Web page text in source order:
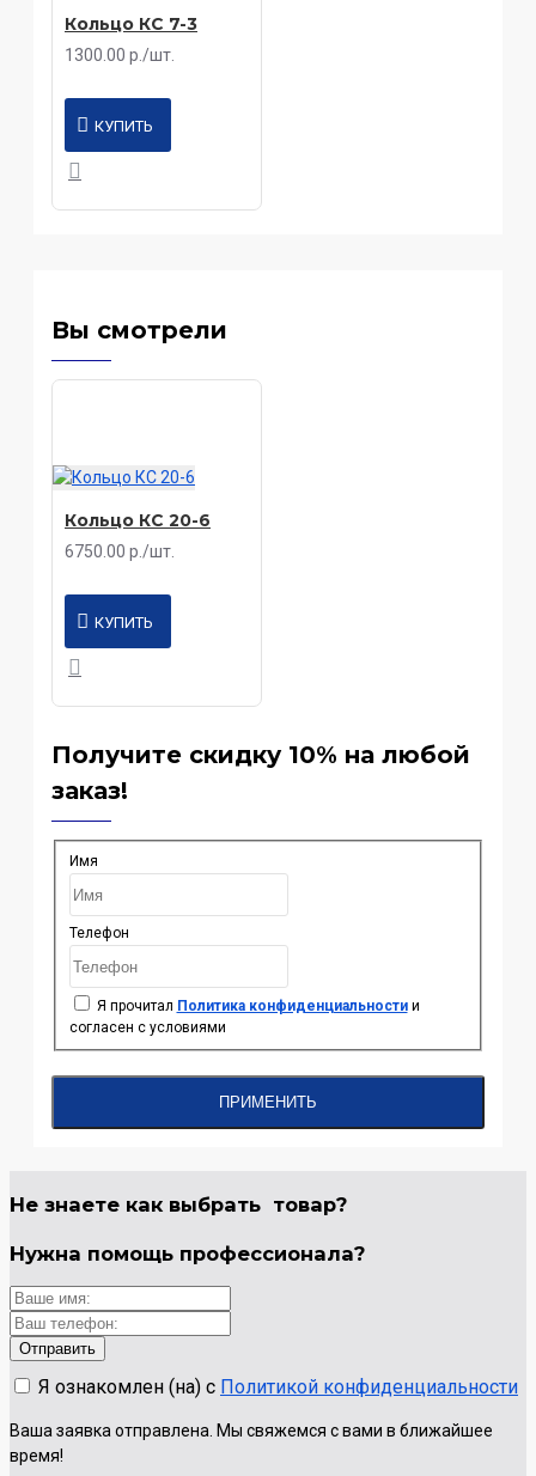
Кольцо КС 7-3
1300.00 р./шт.
КУПИТЬ
Вы смотрели
Кольцо КС 20-6
6750.00 р./шт.
КУПИТЬ
Получите скидку 10% на любой
заказ!
Имя
Телефон
Я прочитал Политика конфиденциальностии
согласен с условиями
ПРИМЕНИТЬ
Не знаете как выбрать товар?
Нужна помощь профессионала?
Я ознакомлен (на) с Политикой конфиденциальности
Ваша заявка отправлена. Мы свяжемся с вами в ближайшее
время!